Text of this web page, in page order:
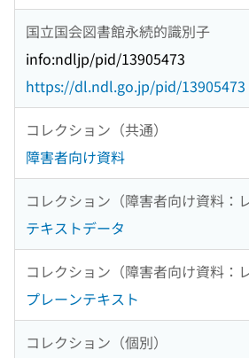
国立国会図書館永続的識別子
info:ndljp/pid/13905473
https://dl.ndl.go.jp/pid/13905473
コレクション（共通）
障害者向け資料
コレクション（障害者向け資料：
テキストデータ
コレクション（障害者向け資料：
プレーンテキスト
コレクション（個別）